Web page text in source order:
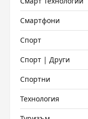
Смартфони
Спорт
Спорт | Други
Спортни
Технология